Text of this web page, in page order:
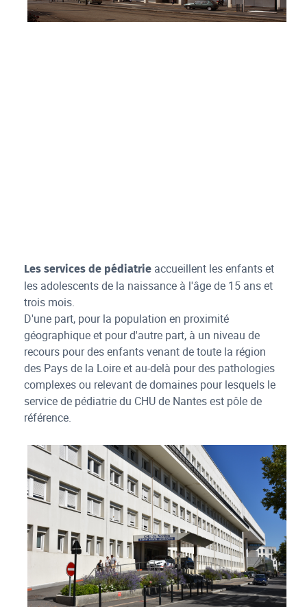
Les services de pédiatrie accueillent les enfants et
les adolescents de la naissance à l'âge de 15 ans et
trois mois.
D'une part, pour la population en proximité
géographique et pour d'autre part, à un niveau de
recours pour des enfants venant de toute la région
des Pays de la Loire et au-delà pour des pathologies
complexes ou relevant de domaines pour lesquels le
service de pédiatrie du CHU de Nantes est pôle de
référence.